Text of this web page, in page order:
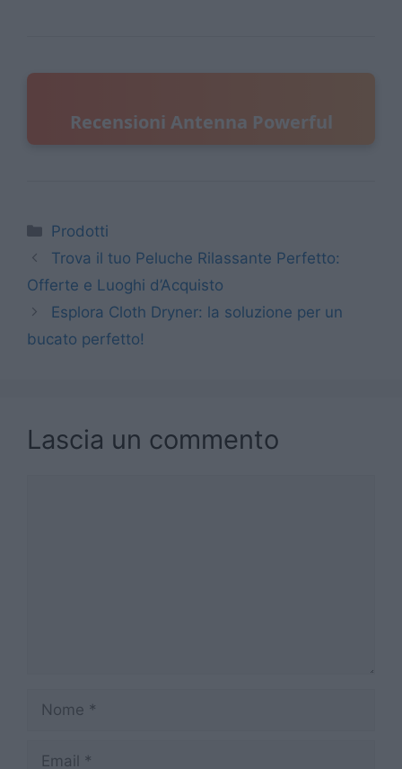
Recensioni Antenna Powerful
Categorie
Prodotti
Trova il tuo Peluche Rilassante Perfetto:
Offerte e Luoghi d’Acquisto
Esplora Cloth Dryner: la soluzione per un
bucato perfetto!
Lascia un commento